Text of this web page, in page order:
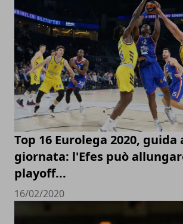
Top 16 Eurolega 2020, guida
giornata: l'Efes può
playoff...
16/02/2020